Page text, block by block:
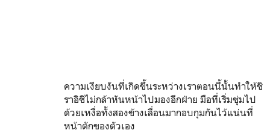
ความเงียบงันที่เกิดขึ้นระหว่างเราตอนนี้นั้นทำให้ชิ
ราอิชิไม่กล้าหันหน้าไปมองอีกฝ่าย มือที่เริ่มชุ่มไป
ด้วยเหงื่อทั้งสองข้างเลื่อนมากอบกุมกันไว้แน่นที่
หน้าตักของตัวเอง